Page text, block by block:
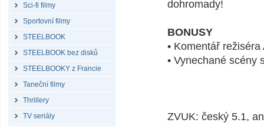
Sci-fi filmy
Sportovní filmy
STEELBOOK
STEELBOOK bez disků
STEELBOOKY z Francie
Taneční filmy
Thrillery
TV seriály
dohromady!
BONUSY
• Komentář
• Vynechané scény
ZVUK: český 5.1,